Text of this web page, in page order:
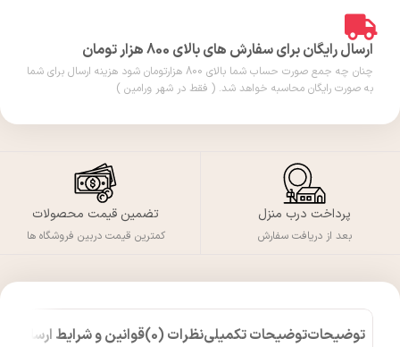
ارسال رایگان برای سفارش های بالای 800 هزار تومان
چنان چه جمع صورت حساب شما بالای 800 هزارتومان شود هزینه ارسال برای شما
به صورت رایگان محاسبه خواهد شد. ( فقط در شهر ورامین )
پرداخت درب منزل
بعد از دریافت سفارش
تضمین قیمت محصولات
کمترین قیمت دربین فروشگاه ها
توضیحاتتوضیحات تکمیلینظرات (0) قوانین و شرایط ارسال